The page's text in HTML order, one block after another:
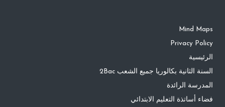
Mind Maps
Privacy Policy
الرئيسية
السنة الثانية بكالوريا جميع الشعب 2Bac
المدرسة الرائدة
فضاء أساتذة التعليم الابتدائي